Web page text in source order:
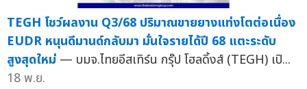
TEGH โชว์ผลงาน Q3/68 ปริมาณขายยางแท่งโตต่อเนื่อง
EUDR หนุนดีมานด์กลับมา มั่นใจรายได้ปี 68 แตะระดับ
สูงสุดใหม่ — บมจ.ไทยอีสเทิร์น กรุ๊ป โฮลดิ้งส์ (TEGH) เปิ...
18 พ.ย.